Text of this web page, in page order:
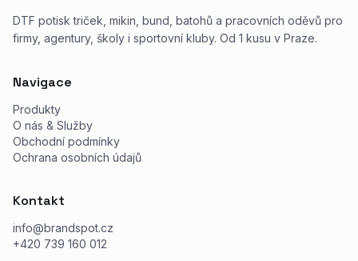
DTF potisk triček, mikin, bund, batohů a pracovních oděvů pro
firmy, agentury, školy i sportovní kluby. Od 1 kusu v Praze.
Navigace
Produkty
O nás & Služby
Obchodní podmínky
Ochrana osobních údajů
Kontakt
info@brandspot.cz
+420 739 160 012